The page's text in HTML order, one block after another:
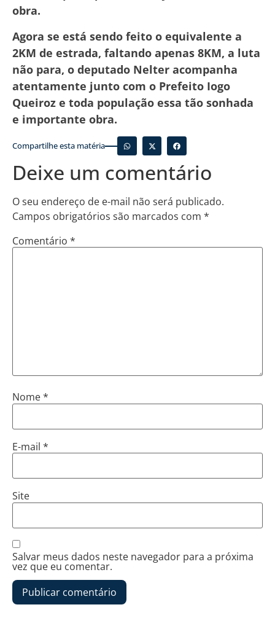
obra.
Agora se está sendo feito o equivalente a
2KM de estrada, faltando apenas 8KM, a luta
não para, o deputado Nelter acompanha
atentamente junto com o Prefeito Iogo
Queiroz e toda população essa tão sonhada
e importante obra.
Compartilhe esta matéria
Deixe um comentário
O seu endereço de e-mail não será publicado.
Campos obrigatórios são marcados com *
Comentário *
Nome*
E-mail *
Site
Salvar meus dados neste navegador para a próxima
vez que eu comentar.